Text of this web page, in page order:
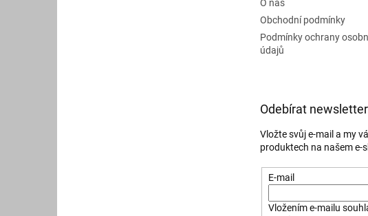
O nás
Obchodní podmínky
Podmínky ochrany
údajů
Odebírat newsletter
Vložte svůj e-mail a my
produktech na našem e-
E-mail
Vložením e-mailu